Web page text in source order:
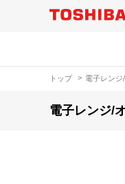
トップ 電子レンジ
電子レンジ/